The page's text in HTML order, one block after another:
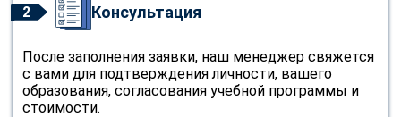
2 Консультация
После заполнения заявки, наш менеджер свяжется
с вами для подтверждения личности, вашего
образования, согласования учебной программы и
стоимости.